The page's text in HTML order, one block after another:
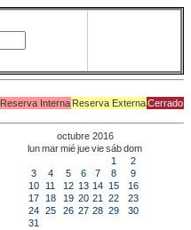
Reserva Interna Reserva ExternaCerrado
octubre 2016
lunmarmiéjueviesábdom
1
2
3
4 5 6 7 8
9
10
11 12 13 14 15
16
17
18 19 20 21 22
23
24 25 26 27 28 29
30
31